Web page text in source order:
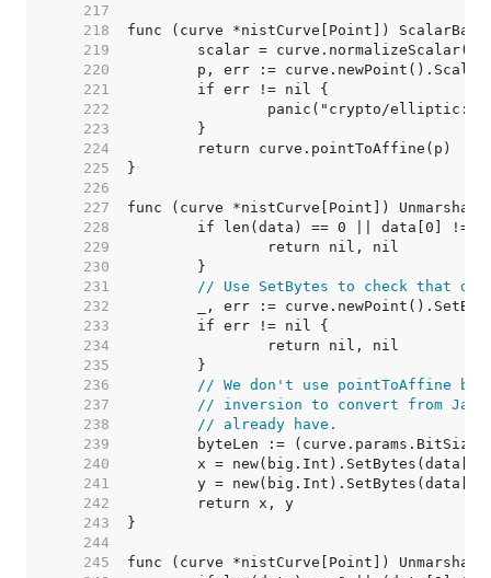
   217
   218
   219
   220
   221
   222
   223
   224
   225
   226
   227
   228
   229
   230
   231
// Use SetBytes to check that
   232
   233
   234
   235
   236
// We don't use pointToAffine
   237
// inversion to convert from
   238
// already have.
   239
   240
   241
   242
   243
   244
   245